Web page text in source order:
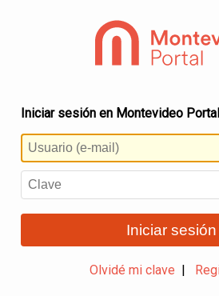
Iniciar sesión en Montevideo
Iniciar sesión
Olvidé mi clave